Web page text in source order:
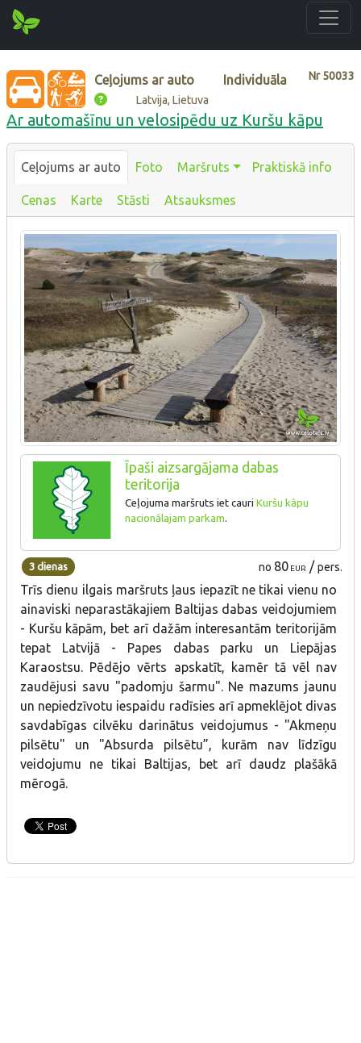
Nr50033
Ceļojums ar auto Individuāla
Latvija, Lietuva
Ar automašīnu un velosipēdu uz Kuršu kāpu
Ceļojums ar auto Foto Maršruts Praktiskā info
Cenas Karte Stāsti Atsauksmes
Īpaši aizsargājama dabas
teritorija
Ceļojuma maršruts iet cauri Kuršu kāpu
nacionālajam parkam.
no 80 EUR /pers.
3 dienas
Trīs dienu ilgais maršruts ļaus iepazīt ne tikai vienu no
ainaviski neparastākajiem Baltijas dabas veidojumiem
- Kuršu kāpām, bet arī dažām interesantām teritorijām
tepat Latvijā - Papes dabas parku un Liepājas
Karaostsu. Pēdējo vērts apskatīt, kamēr tā vēl nav
zaudējusi savu "padomju šarmu". Ne mazums jaunu
un nepiedzīvotu iespaidu radīsies arī apmeklējot divas
savdabīgas cilvēku darinātus veidojumus - "Akmeņu
pilsētu" un "Absurda pilsētu”, kurām nav līdzīgu
veidojumu ne tikai Baltijas, bet arī daudz plašākā
mērogā.